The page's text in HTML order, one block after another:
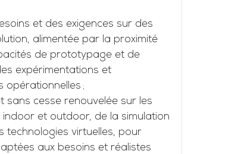
et des exigences sur des
alimentée par la proximité
de prototypage et de
expérimentations et
opérationnelles ;
sans cesse renouvelée sur les
et outdoor, de la simulation
technologies virtuelles, pour
aux besoins et réalistes